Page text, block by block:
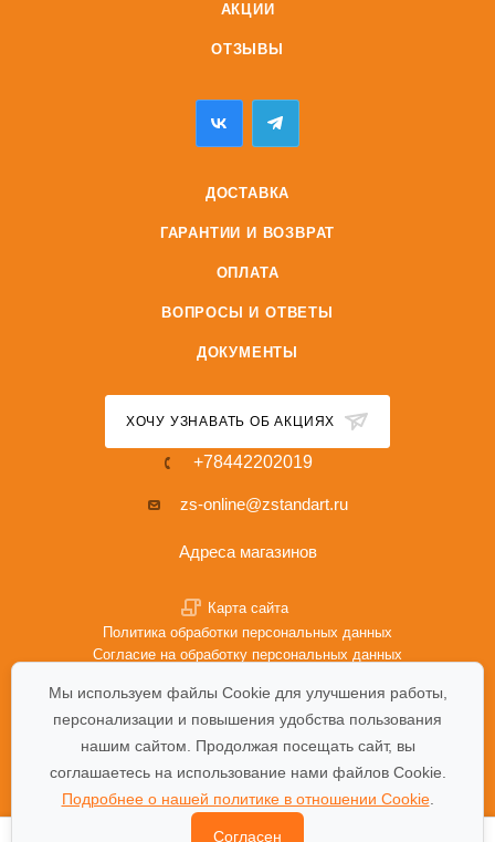
АКЦИИ
ОТЗЫВЫ
ДОСТАВКА
ГАРАНТИИ И ВОЗВРАТ
ОПЛАТА
ВОПРОСЫ И ОТВЕТЫ
ДОКУМЕНТЫ
ХОЧУ УЗНАВАТЬ ОБ АКЦИЯХ
+78442202019
zs-online@zstandart.ru
Адреса магазинов
Карта сайта
Политика обработки персональных данных
Согласие на обработку персональных данных
Мы используем файлы Cookie для улучшения работы,
персонализации и повышения удобства пользования
нашим сайтом. Продолжая посещать сайт, вы
соглашаетесь на использование нами файлов Cookie.
Подробнее о нашей политике в отношении Cookie.
Согласен